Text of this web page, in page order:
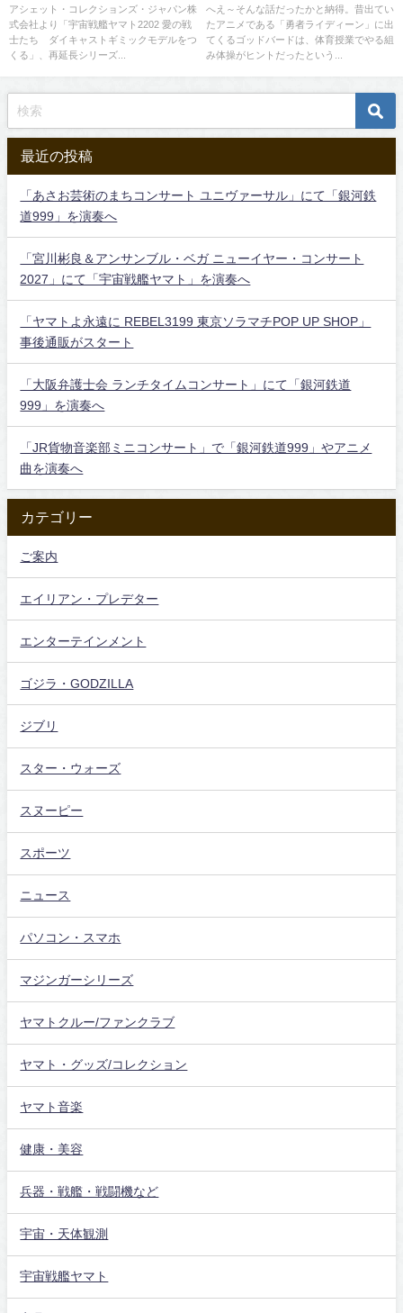
ガ編
アシェット・コレクションズ・ジャパン株
式会社より「宇宙戦艦ヤマト2202 愛の戦
士たち ダイキャストギミックモデルをつ
くる」、再延長シリーズ...
業でやる組み体操がヒントだっ
た
へえ～そんな話だったかと納得。昔出てい
たアニメである「勇者ライディーン」に出
てくるゴッドバードは、体育授業でやる組
み体操がヒントだったという...
最近の投稿
「あさお芸術のまちコンサート ユニヴァーサル」にて「銀河鉄
道999」を演奏へ
「宮川彬良＆アンサンブル・ベガ ニューイヤー・コンサート
2027」にて「宇宙戦艦ヤマト」を演奏へ
「ヤマトよ永遠に REBEL3199 東京ソラマチPOP UP SHOP」
事後通販がスタート
「大阪弁護士会 ランチタイムコンサート」にて「銀河鉄道
999」を演奏へ
「JR貨物音楽部ミニコンサート」で「銀河鉄道999」やアニメ
曲を演奏へ
カテゴリー
ご案内
エイリアン・プレデター
エンターテインメント
ゴジラ・GODZILLA
ジブリ
スター・ウォーズ
スヌーピー
スポーツ
ニュース
パソコン・スマホ
マジンガーシリーズ
ヤマトクルー/ファンクラブ
ヤマト・グッズ/コレクション
ヤマト音楽
健康・美容
兵器・戦艦・戦闘機など
宇宙・天体観測
宇宙戦艦ヤマト